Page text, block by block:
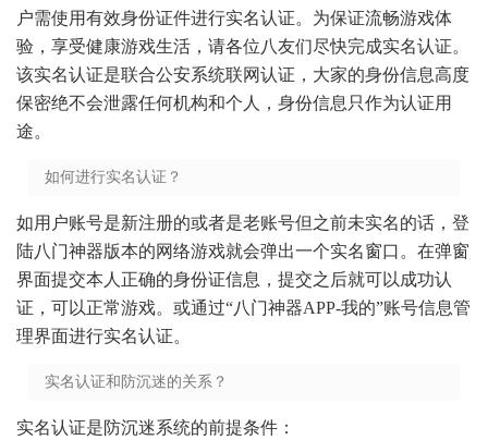
户需使用有效身份证件进行实名认证。为保证流畅游戏体
验，享受健康游戏生活，请各位八友们尽快完成实名认证。
该实名认证是联合公安系统联网认证，大家的身份信息高度
保密绝不会泄露任何机构和个人，身份信息只作为认证用
途。
如何进行实名认证？
如用户账号是新注册的或者是老账号但之前未实名的话，登
陆八门神器版本的网络游戏就会弹出一个实名窗口。在弹窗
界面提交本人正确的身份证信息，提交之后就可以成功认
证，可以正常游戏。或通过“八门神器APP-我的”账号信息管
理界面进行实名认证。
实名认证和防沉迷的关系？
实名认证是防沉迷系统的前提条件：